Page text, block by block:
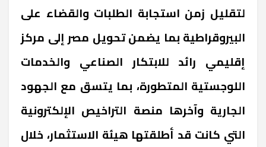
لتقليل زمن استجابة الطلبات والقضاء على
البيروقراطية بما يضمن تحويل مصر إلى مركز
إقليمي رائد للابتكار الصناعي والخدمات
اللوجستية المتطورة، بما يتسق مع الجهود
الجارية وآخرها منصة التراخيص الإلكترونية
التي كانت قد أطلقتها هيئة الاستثمار، خلال